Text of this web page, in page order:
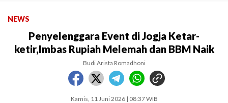
NEWS
Penyelenggara Event di Jogja Ketar-
ketir,Imbas Rupiah Melemah dan BBM Naik
Budi Arista Romadhoni
Kamis, 11 Juni 2026 | 08:37 WIB